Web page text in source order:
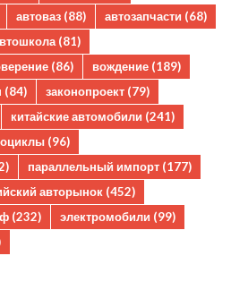
автоваз (88) автозапчасти (68)
(81)
(86) вождение (189)
(84) законопроект (79)
китайские автомобили (241)
(96)
параллельный импорт (177)
авторынок (452)
(232) электромобили (99)